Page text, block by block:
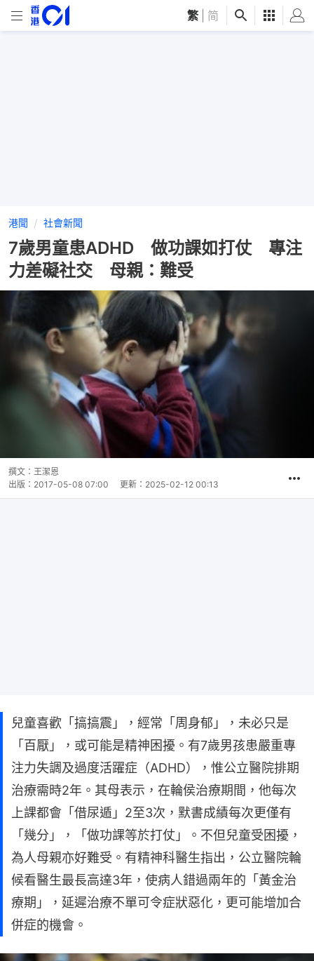
繁 简
港聞 社會新聞
7歲男童患ADHD 做功課如打仗 專注
力差礙社交 母親：難受
撰文： 王潔恩
出版： 2017-05-08 07:00 更新： 2025-02-12 00:13
兒童喜歡「搞搞震」，經常「周身郁」，未必只是
「百厭」，或可能是精神困擾。有7歲男孩患嚴重專
注力失調及過度活躍症（ADHD），惟公立醫院排期
治療需時2年。其母表示，在輪侯治療期間，他每次
上課都會「借尿遁」2至3次，默書成績每次更僅有
「幾分」，「做功課等於打仗」。不但兒童受困擾，
為人母親亦好難受。有精神科醫生指出，公立醫院輪
候看醫生最長高達3年，使病人錯過兩年的「黃金治
療期」，延遲治療不單可令症狀惡化，更可能增加合
併症的機會。